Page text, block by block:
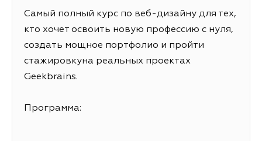
Самый полный курс по веб-дизайну для тех,
кто хочет освоить новую профессию с нуля,
создать мощное портфолио и пройти
стажировкуна реальных проектах
Geekbrains.
Программа: